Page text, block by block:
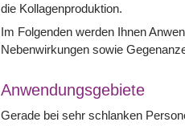
die Kollagenproduktion.
Im Folgenden werden Ihnen
Nebenwirkungen sowie
Anwendungsgebiete
Gerade bei sehr schlanken